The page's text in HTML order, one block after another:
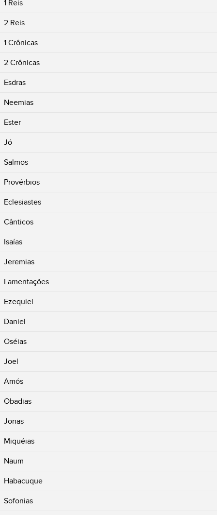
1 Reis
2 Reis
1 Crônicas
2 Crônicas
Esdras
Neemias
Ester
Jó
Salmos
Provérbios
Eclesiastes
Cânticos
Isaías
Jeremias
Lamentações
Ezequiel
Daniel
Oséias
Joel
Amós
Obadias
Jonas
Miquéias
Naum
Habacuque
Sofonias